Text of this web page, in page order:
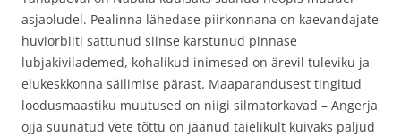
asjaoludel. Pealinna lähedase piirkonnana on kaevandajate
huviorbiiti sattunud siinse karstunud pinnase
lubjakivilademed, kohalikud inimesed on ärevil tuleviku ja
elukeskkonna säilimise pärast. Maaparandusest tingitud
loodusmaastiku muutused on niigi silmatorkavad – Angerja
ojja suunatud vete tõttu on jäänud täielikult kuivaks paljud